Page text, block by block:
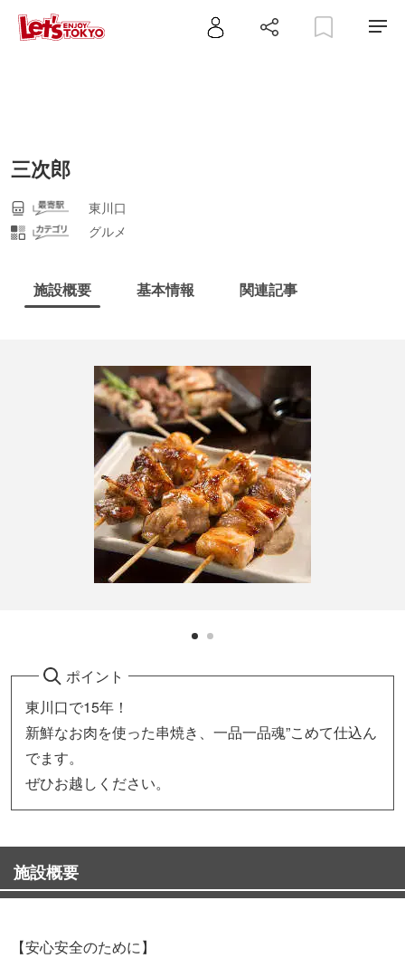
三次郎
東川口
グルメ
施設概要 基本情報 関連記事
ポイント
東川口で15年！
新鮮なお肉を使った串焼き、一品一品魂”こめて仕込ん
でます。
ぜひお越しください。
施設概要
【安心安全のために】